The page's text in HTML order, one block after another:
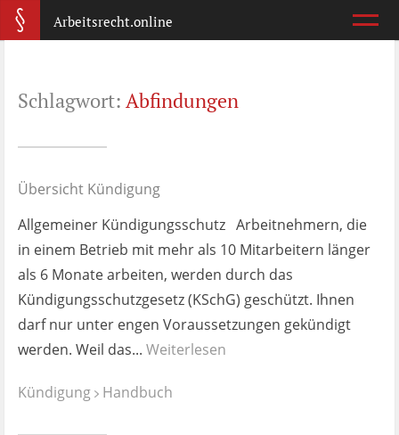
Arbeitsrecht.online
Was ist wichtig?
Wie reagiere ich?
Kündigung
Was jetzt?
Aufhebungsvertrag
Wann lohnt er sich?
Zeugnis
Ist es wirklich gut?
Schlagwort: Abfindungen
Übersicht Kündigung
Allgemeiner Kündigungsschutz Arbeitnehmern, die
in einem Betrieb mit mehr als 10 Mitarbeitern länger
als 6 Monate arbeiten, werden durch das
Kündigungsschutzgesetz (KSchG) geschützt. Ihnen
darf nur unter engen Voraussetzungen gekündigt
werden. Weil das... Weiterlesen
Kündigung Handbuch